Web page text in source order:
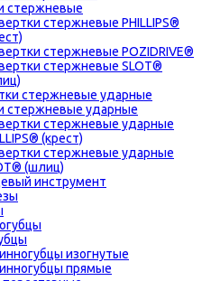
стержневые
стержневые PHILLIPS®
стержневые POZIDRIVE®
стержневые SLOT®
стержневые ударные
стержневые ударные
(крест)
стержневые ударные
(шлиц)
инструмент
изогнутые
прямые